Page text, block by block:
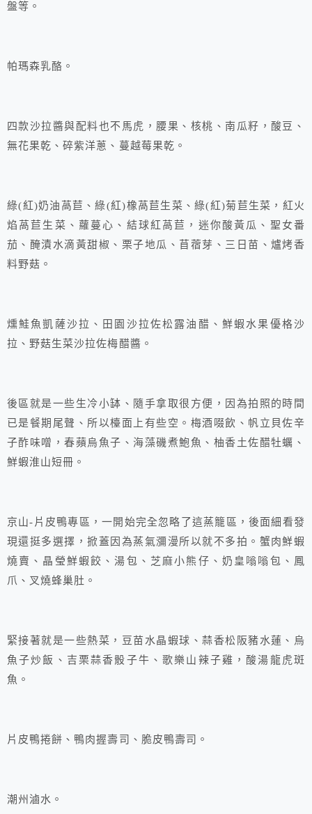
盤等。
帕瑪森乳酪。
四款沙拉醬與配料也不馬虎，腰果、核桃、南瓜籽，酸豆、
無花果乾、碎紫洋蔥、蔓越莓果乾。
綠(紅)奶油萵苣、綠(紅)橡萵苣生菜、綠(紅)菊苣生菜，紅火
焰萵苣生菜、蘿蔓心、結球紅萵苣，迷你酸黃瓜、聖女番
茄、醃漬水滴黃甜椒、栗子地瓜、苜蓿芽、三日苗、爐烤香
料野菇。
燻鮭魚凱薩沙拉、田園沙拉佐松露油醋、鮮蝦水果優格沙
拉、野菇生菜沙拉佐梅醋醬。
後區就是一些生冷小缽、隨手拿取很方便，因為拍照的時間
已是餐期尾聲、所以檯面上有些空。梅酒啜飲、帆立貝佐辛
子酢味噌，春蘋烏魚子、海藻磯煮鮑魚、柚香土佐醋牡蠣、
鮮蝦淮山短冊。
京山-片皮鴨專區，一開始完全忽略了這蒸籠區，後面細看發
現還挺多選擇，掀蓋因為蒸氣瀰漫所以就不多拍。蟹肉鮮蝦
燒賣、晶瑩鮮蝦餃、湯包、芝麻小熊仔、奶皇嗡嗡包、鳳
爪、叉燒蜂巢肚。
緊接著就是一些熱菜，豆苗水晶蝦球、蒜香松阪豬水蓮、烏
魚子炒飯、吉栗蒜香骰子牛、歌樂山辣子雞，酸湯龍虎斑
魚。
片皮鴨捲餅、鴨肉握壽司、脆皮鴨壽司。
潮州滷水。